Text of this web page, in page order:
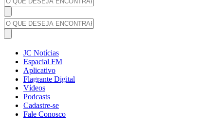
JC Notícias
Espacial FM
Aplicativo
Flagrante Digital
Vídeos
Podcasts
Cadastre-se
Fale Conosco